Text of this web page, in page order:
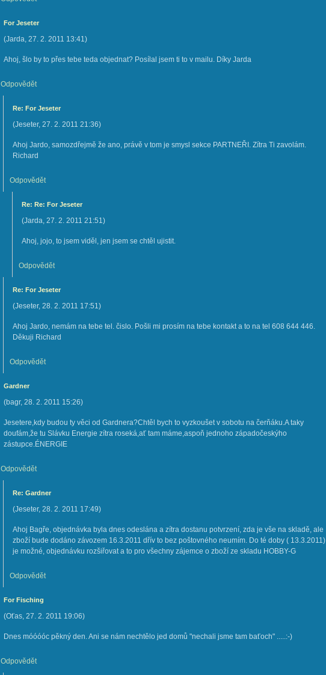
For Jeseter
(Jarda, 27. 2. 2011 13:41)
Ahoj, šlo by to přes tebe teda objednat? Posílal jsem ti to v mailu. Díky Jarda
Odpovědět
Re: For Jeseter
(Jeseter, 27. 2. 2011 21:36)
Ahoj Jardo, samozdřejmě že ano, právě v tom je smysl sekce PARTNEŘI. Zítra Ti zavolám.
Richard
Odpovědět
Re: Re: For Jeseter
(Jarda, 27. 2. 2011 21:51)
Ahoj, jojo, to jsem viděl, jen jsem se chtěl ujistit.
Odpovědět
Re: For Jeseter
(Jeseter, 28. 2. 2011 17:51)
Ahoj Jardo, nemám na tebe tel. čislo. Pošli mi prosím na tebe kontakt a to na tel 608 644 446.
Děkuji Richard
Odpovědět
Gardner
(bagr, 28. 2. 2011 15:26)
Jesetere,kdy budou ty věci od Gardnera?Chtěl bych to vyzkoušet v sobotu na čerňáku.A taky
doufám,že tu Slávku Energie zítra roseká,ať tam máme,aspoň jednoho západočeskýho
zástupce.ÉNERGIE
Odpovědět
Re: Gardner
(Jeseter, 28. 2. 2011 17:49)
Ahoj Bagře, objednávka byla dnes odeslána a zítra dostanu potvrzení, zda je vše na skladě, ale
zboží bude dodáno závozem 16.3.2011 dřív to bez poštovného neumím. Do té doby ( 13.3.2011)
je možné, objednávku rozšiřovat a to pro všechny zájemce o zboží ze skladu HOBBY-G
Odpovědět
For Fisching
(Oťas, 27. 2. 2011 19:06)
Dnes móóóóc pěkný den. Ani se nám nechtělo jed domů "nechali jsme tam baťoch" .....:-)
Odpovědět